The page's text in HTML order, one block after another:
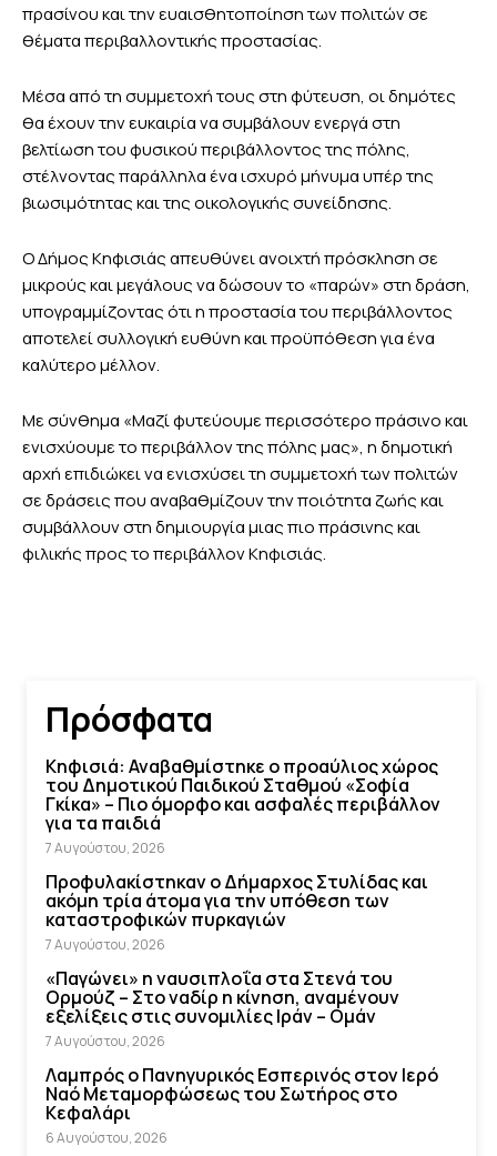
πρασίνου και την ευαισθητοποίηση των πολιτών σε
θέματα περιβαλλοντικής προστασίας.
Μέσα από τη συμμετοχή τους στη φύτευση, οι δημότες
θα έχουν την ευκαιρία να συμβάλουν ενεργά στη
βελτίωση του φυσικού περιβάλλοντος της πόλης,
στέλνοντας παράλληλα ένα ισχυρό μήνυμα υπέρ της
βιωσιμότητας και της οικολογικής συνείδησης.
Ο Δήμος Κηφισιάς απευθύνει ανοιχτή πρόσκληση σε
μικρούς και μεγάλους να δώσουν το «παρών» στη δράση,
υπογραμμίζοντας ότι η προστασία του περιβάλλοντος
αποτελεί συλλογική ευθύνη και προϋπόθεση για ένα
καλύτερο μέλλον.
Με σύνθημα «Μαζί φυτεύουμε περισσότερο πράσινο και
ενισχύουμε το περιβάλλον της πόλης μας», η δημοτική
αρχή επιδιώκει να ενισχύσει τη συμμετοχή των πολιτών
σε δράσεις που αναβαθμίζουν την ποιότητα ζωής και
συμβάλλουν στη δημιουργία μιας πιο πράσινης και
φιλικής προς το περιβάλλον Κηφισιάς.
Πρόσφατα
Κηφισιά: Αναβαθμίστηκε ο προαύλιος χώρος
του Δημοτικού Παιδικού Σταθμού «Σοφία
Γκίκα» – Πιο όμορφο και ασφαλές περιβάλλον
για τα παιδιά
7 Αυγούστου, 2026
Προφυλακίστηκαν ο Δήμαρχος Στυλίδας και
ακόμη τρία άτομα για την υπόθεση των
καταστροφικών πυρκαγιών
7 Αυγούστου, 2026
«Παγώνει» η ναυσιπλοΐα στα Στενά του
Ορμούζ – Στο ναδίρ η κίνηση, αναμένουν
εξελίξεις στις συνομιλίες Ιράν – Ομάν
7 Αυγούστου, 2026
Λαμπρός ο Πανηγυρικός Εσπερινός στον Ιερό
Ναό Μεταμορφώσεως του Σωτήρος στο
Κεφαλάρι
6 Αυγούστου, 2026